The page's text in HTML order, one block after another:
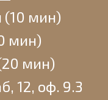
(10 мин)
мин)
мин)
12, оф. 9.3